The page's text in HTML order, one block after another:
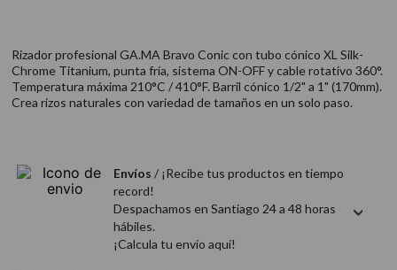
Rizador profesional GA.MA Bravo Conic con tubo cónico XL Silk-
Chrome Titanium, punta fría, sistema ON-OFF y cable rotativo 360°.
Temperatura máxima 210°C / 410°F. Barril cónico 1/2" a 1" (170mm).
Crea rizos naturales con variedad de tamaños en un solo paso.
Envíos / ¡Recibe tus productos en tiempo
record!
Despachamos en Santiago 24 a 48 horas
hábiles.
¡Calcula tu envío aquí!
9. acondicionador
10. protector térmico